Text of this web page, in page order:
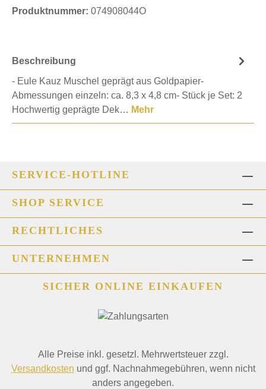
Produktnummer: 074908044O
Beschreibung
- Eule Kauz Muschel geprägt aus Goldpapier-
Abmessungen einzeln: ca. 8,3 x 4,8 cm- Stück je Set: 2
Hochwertig geprägte Dek… Mehr
SERVICE-HOTLINE
SHOP SERVICE
RECHTLICHES
UNTERNEHMEN
SICHER ONLINE EINKAUFEN
Alle Preise inkl. gesetzl. Mehrwertsteuer zzgl.
Versandkosten und ggf. Nachnahmegebühren, wenn nicht
anders angegeben.